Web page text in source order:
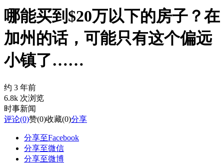
哪能买到$20万以下的房子？在
加州的话，可能只有这个偏远
小镇了……
约 3 年前
6.8k 次浏览
时事新闻
评论(0)赞(0)收藏(0)分享
分享至Facebook
分享至微信
分享至微博